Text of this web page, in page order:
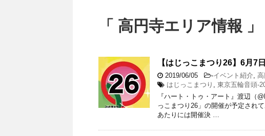
「 高円寺エリア情報
【はじっこまつり26】6月7
2019/06/05 -イベント紹介,
はじっこまつり , 東京五輪音頭-
『ハート・トゥ・アート』渡辺（
っこまつり26」の開催が予定され
あたりには開催決 …